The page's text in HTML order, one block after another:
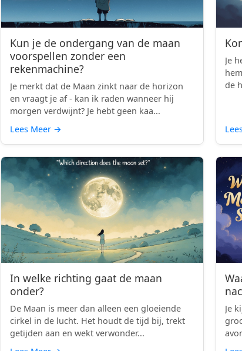
Kun je de ondergang van de maan
voorspellen zonder een
rekenmachine?
Je merkt dat de Maan zinkt naar de horizon
en vraagt je af - kan ik raden wanneer hij
morgen verdwijnt? Je hebt geen kaa...
Lees Meer →
Je
de
In welke richting gaat de maan
onder?
De Maan is meer dan alleen een gloeiende
cirkel in de lucht. Het houdt de tijd bij, trekt
getijden aan en wekt verwonder...
Je